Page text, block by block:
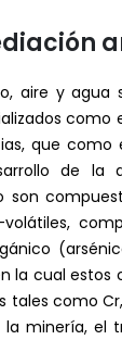
aire y
como
que
de la
la cual
como
minería, el